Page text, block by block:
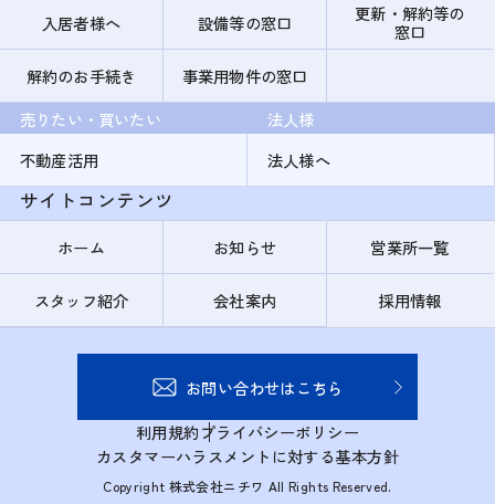
入居者様へ
設備等の窓口
更新・解約等の
窓口
解約のお手続き
事業用物件の窓口
売りたい・買いたい
不動産活用
法人様
法人様へ
サイトコンテンツ
ホーム お知らせ 営業所一覧
スタッフ紹介 会社案内 採用情報
お問い合わせはこちら
利用規約プライバシーポリシー
カスタマーハラスメントに対する基本方針
Copyright 株式会社ニチワ All Rights Reserved.